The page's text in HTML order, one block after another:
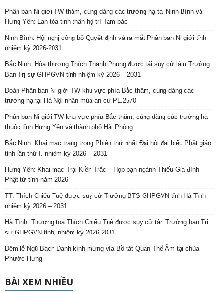
Phân ban Ni giới TW thăm, cúng dàng các trường hạ tại Ninh Bình và
Hưng Yên: Lan tỏa tinh thần hộ trì Tam bảo
Ninh Bình: Hội nghị công bố Quyết định và ra mắt Phân ban Ni giới tỉnh
nhiệm kỳ 2026-2031
Bắc Ninh: Hòa thượng Thích Thanh Phụng được tái suy cử làm Trưởng
Ban Trị sự GHPGVN tỉnh nhiệm kỳ 2026 – 2031
Đoàn Phân ban Ni giới TW khu vực phía Bắc thăm, cúng dàng các
trường hạ tại Hà Nội nhân mùa an cư PL.2570
Phân ban Ni giới TW khu vực phía Bắc thăm, cúng dàng các trường hạ
thuộc tỉnh Hưng Yên và thành phố Hải Phòng
Bắc Ninh: Khai mạc trang trọng Phiên thứ nhất Đại hội đại biểu Phật giáo
tỉnh lần thứ I, nhiệm kỳ 2026 – 2031
Hưng Yên: Khai mạc Trại Kiền Trắc – Họp bạn ngành Thiếu Gia đình
Phật tử tỉnh năm 2026
TT. Thích Chiếu Tuệ được suy cử Trưởng BTS GHPGVN tỉnh Hà Tĩnh
nhiệm kỳ 2026 – 2031
Hà Tĩnh: Thượng tọa Thích Chiếu Tuệ được suy cử tân Trưởng ban Trị
sự GHPGVN tỉnh, nhiệm kỳ 2026-2031
Đêm lễ Ngũ Bách Danh kính mừng vía Bồ tát Quán Thế Âm tại chùa
Phước Hưng
BÀI XEM NHIỀU